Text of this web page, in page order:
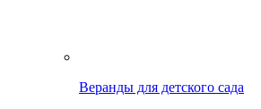
Веранды для детского сада